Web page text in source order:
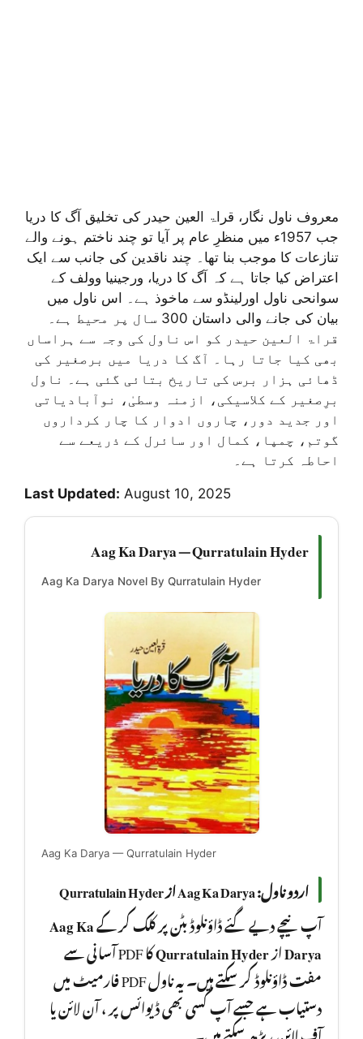
معروف ناول نگار، قراۃ العین حیدر کی تخلیق آگ کا دریا
جب 1957ء میں منظرِ عام پر آیا تو چند ناختم ہونے والے
تنازعات کا موجب بنا تھا۔ چند ناقدین کی جانب سے ایک
اعتراض کیا جاتا ہے کہ آگ کا دریا، ورجینیا وولف کے
سوانحی ناول اورلینڈو سے ماخوذ ہے۔ اس ناول میں
بیان کی جانے والی داستان 300 سال پر محیط ہے۔
قراۃ العین حیدر کو اس ناول کی وجہ سے ہراساں
بھی کیا جاتا رہا۔ آگ کا دریا میں برصغیر کی
ڈھائی ہزار برس کی تاریخ بتائی گئی ہے۔ ناول
برِصغیر کے کلاسیکی، ازمنہ وسطیٰ، نوآبادیاتی
اور جدید دور، چاروں ادوار کا چار کرداروں
گوتم، چمپا، کمال اور سائرل کے ذریعے سے
احاطہ کرتا ہے۔
Last Updated: August 10, 2025
Aag Ka Darya — Qurratulain Hyder
Aag Ka Darya Novel By Qurratulain Hyder
Aag Ka Darya — Qurratulain Hyder
اردو ناول: Aag Ka Darya از Qurratulain Hyder
آپ نیچے دیے گئے ڈاؤنلوڈ بٹن پر کلک کر کےAag Ka
DaryaازQurratulain Hyder
کا PDF آسانی سے
مفت ڈاؤنلوڈ کر سکتے ہیں۔ یہ ناول PDF فارمیٹ میں
دستیاب ہے جسے آپ کسی بھی ڈیوائس پر ، آن لائن یا